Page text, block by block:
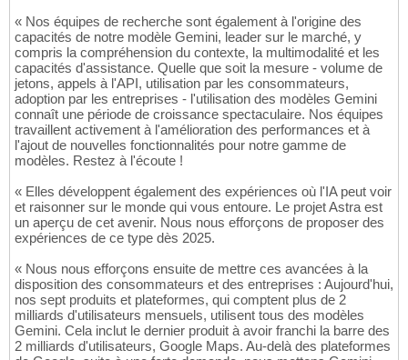
« Nos équipes de recherche sont également à l'origine des
capacités de notre modèle Gemini, leader sur le marché, y
compris la compréhension du contexte, la multimodalité et les
capacités d'assistance. Quelle que soit la mesure - volume de
jetons, appels à l'API, utilisation par les consommateurs,
adoption par les entreprises - l'utilisation des modèles Gemini
connaît une période de croissance spectaculaire. Nos équipes
travaillent activement à l'amélioration des performances et à
l'ajout de nouvelles fonctionnalités pour notre gamme de
modèles. Restez à l'écoute !
« Elles développent également des expériences où l'IA peut voir
et raisonner sur le monde qui vous entoure. Le projet Astra est
un aperçu de cet avenir. Nous nous efforçons de proposer des
expériences de ce type dès 2025.
« Nous nous efforçons ensuite de mettre ces avancées à la
disposition des consommateurs et des entreprises : Aujourd'hui,
nos sept produits et plateformes, qui comptent plus de 2
milliards d'utilisateurs mensuels, utilisent tous des modèles
Gemini. Cela inclut le dernier produit à avoir franchi la barre des
2 milliards d'utilisateurs, Google Maps. Au-delà des plateformes